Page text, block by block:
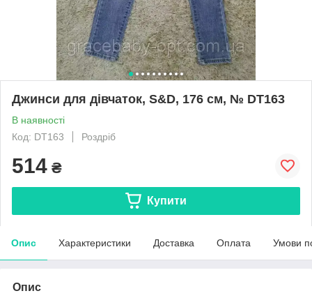
Джинси для дівчаток, S&D, 176 см, № DT163
В наявності
Код: DT163
Роздріб
514 ₴
Купити
Опис Характеристики Доставка Оплата Умови
Опис